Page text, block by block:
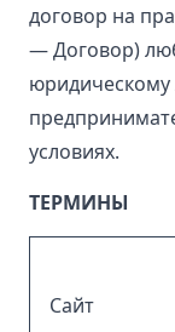
договор на
— Договор)
юридическому
условиях.
ТЕРМИНЫ
Сайт